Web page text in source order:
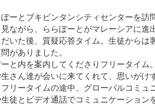
ーとブキビンタンシティセンターを訪
ながら、ららぽーとがマレーシアに
いた後、質疑応答タイム。生徒から
がありました。
と内を案内してくださりフリータイム
さん達が会いに来てくれて、思いがけ
リータイムの途中、グローバルコミ
徒とビデオ通話でコミュニケーション